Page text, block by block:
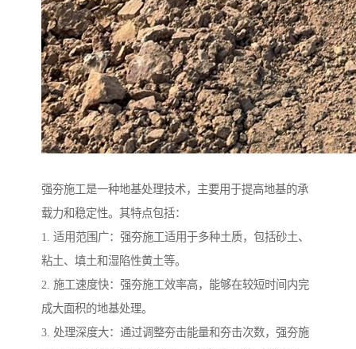
强夯施工是一种地基处理技术，主要用于提高地基的承
载力和稳定性。其特点包括：
1. 适用范围广：强夯施工适用于多种土质，包括砂土、
粘土、填土和湿陷性黄土等。
2. 施工速度快：强夯施工效率高，能够在较短时间内完
成大面积的地基处理。
3. 处理深度大：通过调整夯击能量和夯击次数，强夯施